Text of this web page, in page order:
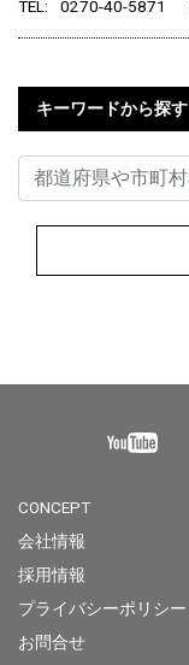
TEL
0270-40-5871
キーワードから探す
CONCEPT
会社情報
採用情報
プライバシーポリシー
お問合せ